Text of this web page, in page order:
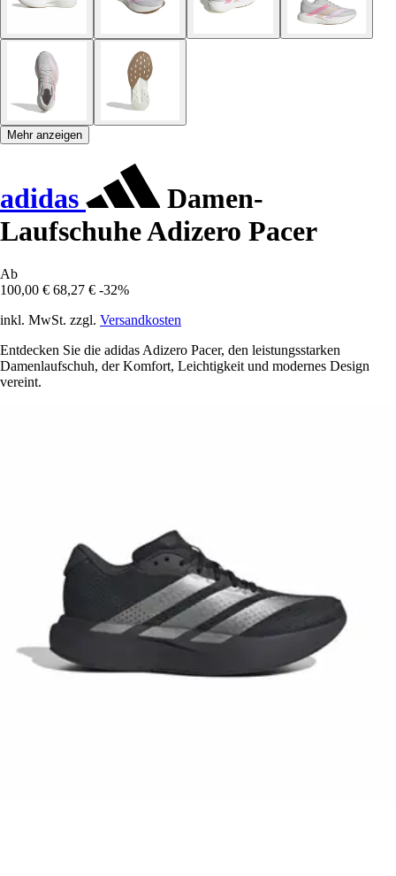
Mehr anzeigen
adidas
Damen-
Laufschuhe Adizero Pacer
Ab
100,00 € 68,27 € -32%
inkl. MwSt. zzgl. Versandkosten
Entdecken Sie die adidas Adizero Pacer, den leistungsstarken
Damenlaufschuh, der Komfort, Leichtigkeit und modernes Design
vereint.